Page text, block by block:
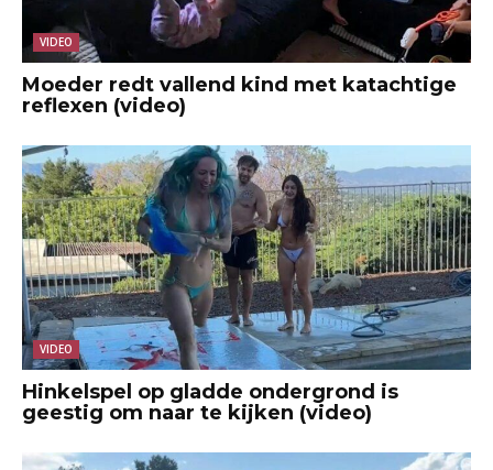
VIDEO
Moeder redt vallend kind met katachtige
reflexen (video)
VIDEO
Hinkelspel op gladde ondergrond is
geestig om naar te kijken (video)